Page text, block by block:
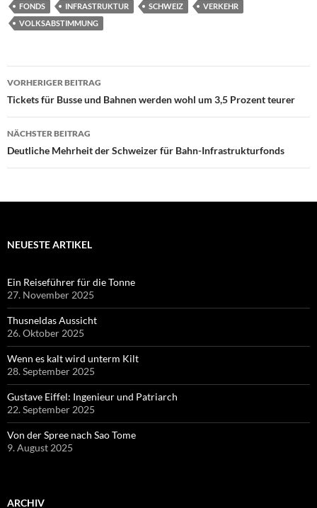
FONDS INFRASTRUKTUR SCHWEIZ
VERKEHR
VOLKSABSTIMMUNG
Beitragsnavigation
VORHERIGER BEITRAG
Tickets für Busse und Bahnen werden wohl um 3,5 Prozent teurer
NÄCHSTER BEITRAG
Deutliche Mehrheit der Schweizer für Bahn-Infrastrukturfonds
NEUESTE ARTIKEL
Ein Reiseführer für die Tonne
27. November 2025
Thusneldas Aussicht
26. Oktober 2025
Wenn es kalt wird unterm Kilt
28. September 2025
Gustave Eiffel: Ingenieur und Patriarch
22. September 2025
Von der Spree nach Sao Tome
9. August 2025
ARCHIV